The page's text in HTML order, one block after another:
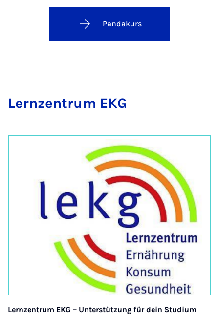
Pandakurs
Lern­zen­trum EKG
Lernzentrum EKG – Unterstützung für dein Studium